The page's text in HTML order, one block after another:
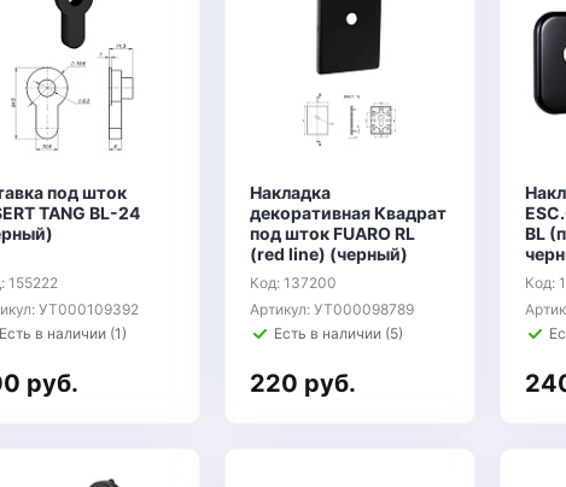
под шток
TANG BL-24
155222
УТ000109392
Есть в наличии (1)
руб.
Накладка
декоративная Квадрат
под шток FUARO RL
(red line) (черный)
Код: 137200
Артикул: УТ000098789
Есть в наличии (5)
220 руб.
BL
Код: